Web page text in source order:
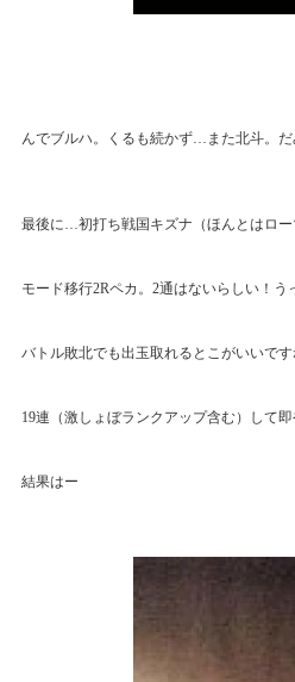
んでブルハ。くるも続かず…また北斗。だ
最後に…初打ち戦国キズナ（ほんとはロー
モード移行2Rペカ。2通はないらしい！
バトル敗北でも出玉取れるとこがいいです
19連（激しょぼランクアップ含む）して即
結果はー